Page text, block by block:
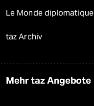
Le Monde diplomatique
taz Archiv
Mehr taz Angebote